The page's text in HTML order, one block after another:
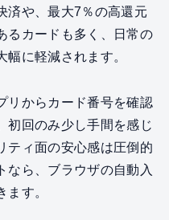
済や、最大7％の高還元
るカードも多く、日常の
に軽減されます。
リからカード番号を確認
初回のみ少し手間を感じ
ティ面の安心感は圧倒的
なら、ブラウザの自動入
ます。